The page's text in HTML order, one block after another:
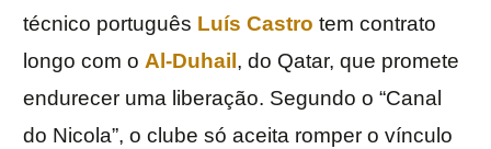
técnico português Luís Castro tem contrato
longo com o Al-Duhail , do Qatar, que promete
endurecer uma liberação. Segundo o “Canal
do Nicola”, o clube só aceita romper o vínculo